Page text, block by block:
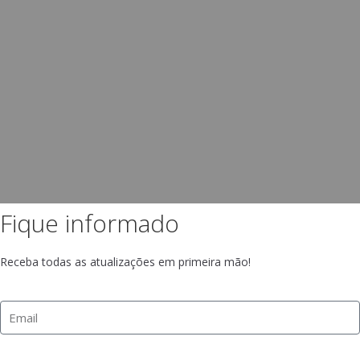
Fique informado
Receba todas as atualizações em primeira mão!